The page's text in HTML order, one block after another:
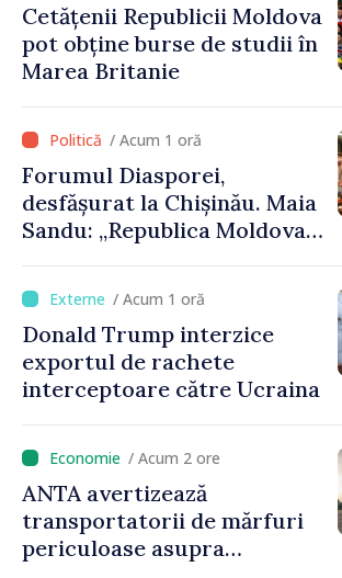
Speakerul Igor Grosu, la
Forumul Diasporei: „R.
Moldova face eforturi,
prin cetățenii săi de acasă și
de peste hotare, că merită să
devină parte a marii familii
europene”
/ Acum 1 oră
Forumul Diasporei,
desfășurat la Chișinău. Maia
Sandu: „Republica Moldova
iar diaspora poate juca un
rol important în promovarea
și susținerea acestui
parcurs”
/ Acum 1 oră
Donald Trump interzice
exportul de rachete
interceptoare către Ucraina
/ Acum 2 ore
ANTA avertizează
transportatorii de mărfuri
periculoase asupra